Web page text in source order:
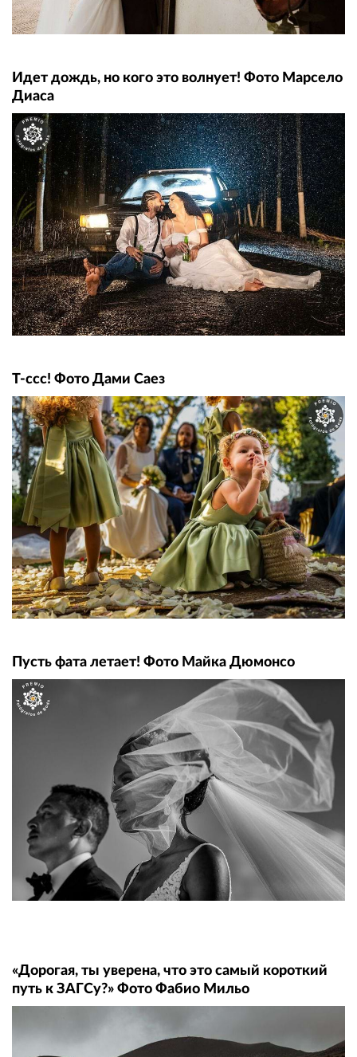
Идет дождь, но кого это волнует! Фото Марсело
Диаса
Т-ссс! Фото Дами Саез
Пусть фата летает! Фото Майка Дюмонсо
«Дорогая, ты уверена, что это самый короткий
путь к ЗАГСу?» Фото Фабио Мильо